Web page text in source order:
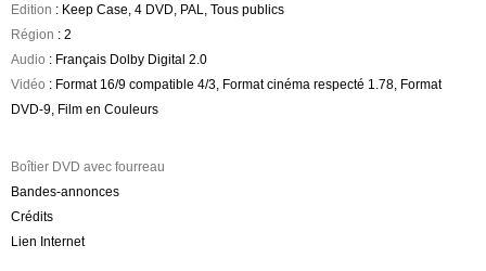
Edition : Keep Case, 4 DVD, PAL, Tous publics
Région : 2
Audio : Français Dolby Digital 2.0
Vidéo : Format 16/9 compatible 4/3, Format cinéma respecté 1.78, Format
DVD-9, Film en Couleurs
Boîtier DVD avec fourreau
Bandes-annonces
Crédits
Lien Internet